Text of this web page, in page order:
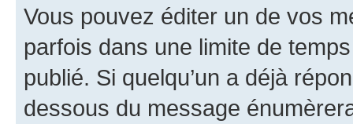
Vous pouvez éditer un de vos
parfois dans une limite de
publié. Si quelqu’un a déjà
dessous du message